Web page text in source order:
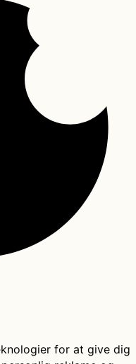
for at give dig